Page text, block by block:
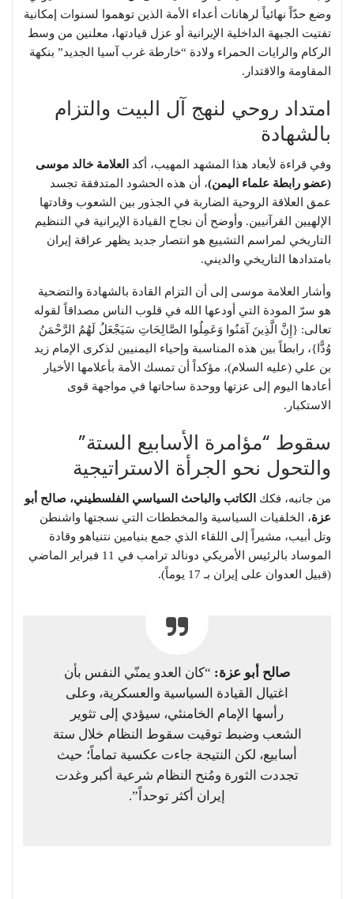
وضع حدّاً نهائياً لرهانات أعداء الأمة الذين توهموا لسنوات إمكانية
تفتيت الجبهة الداخلية الإيرانية أو عزل قيادتها، معلنين من وسط
الركام والرايات الحمراء ولادة “خارطة غرب آسيا الجديد” بنكهة
المقاومة والاقتدار.
​امتداد روحي لنهج آل البيت والتزام
بالشهادة
​وفي قراءة لأبعاد هذا المشهد المهيب، أكد
العلامة خالد موسى
(عضو رابطة علماء اليمن)، أن هذه الحشود المتدفقة تجسد
عمق العلاقة الروحية الضاربة في الجذور بين الشعوب وقادتها
الإلهيين القرآنيين. وأوضح أن نجاح القيادة الإيرانية في التنظيم
التاريخي لمراسم التشييع هو انتصار جديد يظهر عراقة إيران
بامتدادها التاريخي والديني.
​وأشار العلامة موسى إلى أن التزام القادة بالشهادة والتضحية
هو سرّ المودة التي أودعها الله في قلوب الناس مصداقاً لقوله
تعالى: {إِنَّ الَّذِينَ آمَنُوا وَعَمِلُوا الصَّالِحَاتِ سَيَجْعَلُ لَهُمُ الرَّحْمَنُ
وُدًّا}، رابطاً بين هذه المناسبة وإحياء اليمنيين لذكرى الإمام زيد
بن علي (عليه السلام)، مؤكداً أن تمسك الأمة بأعلامها الأخيار
أعادها اليوم إلى عزتها ووحدة ساحاتها في مواجهة قوى
الاستكبار.
​سقوط “مؤامرة الأسابيع الستة”
والتحول نحو الجرأة الاستراتيجية
​من جانبه، فكك
الكاتب والباحث السياسي الفلسطيني، صالح أبو
عزة، الخلفيات السياسية والمخططات التي نسجتها واشنطن
وتل أبيب، مشيراً إلى اللقاء الذي جمع بنيامين نتنياهو وقادة
الموساد بالرئيس الأمريكي دونالد ترامب في 11 فبراير الماضي
(قبيل العدوان على إيران بـ 17 يوماً).
صالح أبو عزة: “كان العدو يمنّي النفس بأن
اغتيال القيادة السياسية والعسكرية، وعلى
رأسها الإمام الخامنئي، سيؤدي إلى تثوير
الشعب وضبط توقيت سقوط النظام خلال ستة
أسابيع، لكن النتيجة جاءت عكسية تماماً؛ حيث
تجددت الثورة ومُنح النظام شرعية أكبر وغدت
إيران أكثر توحداً”.